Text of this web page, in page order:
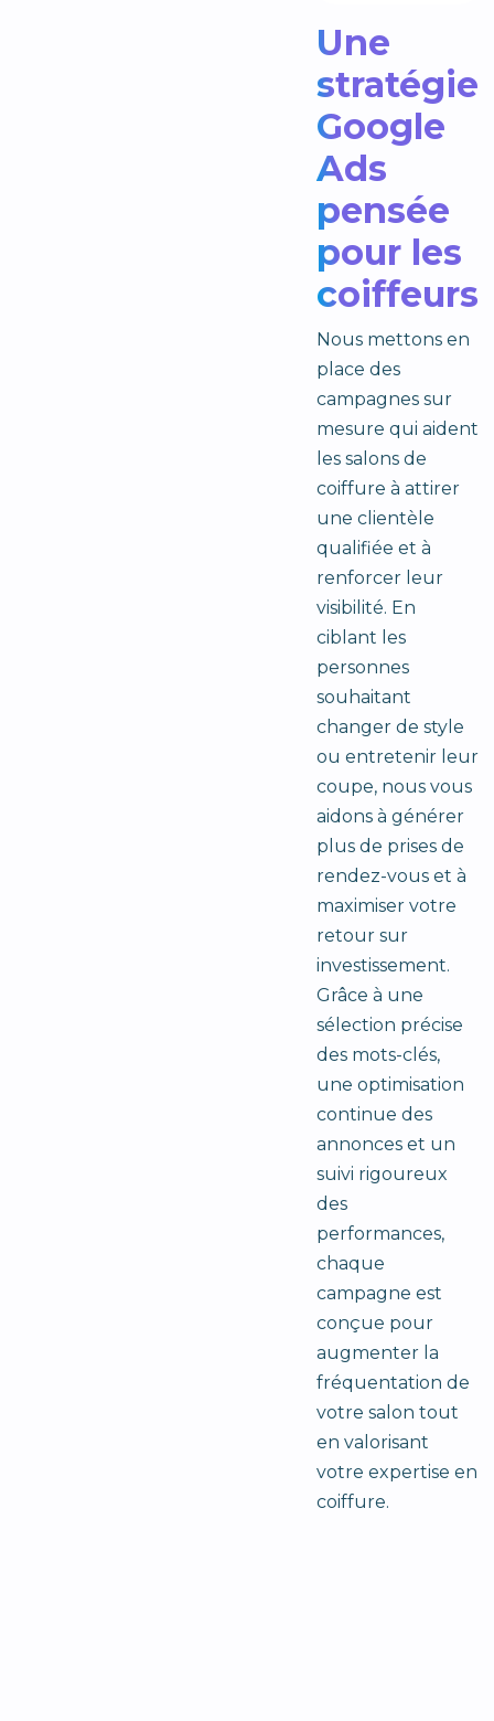
Une
stratégie
Google
Ads
pensée
pour les
coiffeurs
Nous mettons en
place des
campagnes sur
mesure qui aident
les salons de
coiffure à attirer
une clientèle
qualifiée et à
renforcer leur
visibilité. En
ciblant les
personnes
souhaitant
changer de style
ou entretenir leur
coupe, nous vous
aidons à générer
plus de prises de
rendez-vous et à
maximiser votre
retour sur
investissement.
Grâce à une
sélection précise
des mots-clés,
une optimisation
continue des
annonces et un
suivi rigoureux
des
performances,
chaque
campagne est
conçue pour
augmenter la
fréquentation de
votre salon tout
en valorisant
votre expertise en
coiffure.